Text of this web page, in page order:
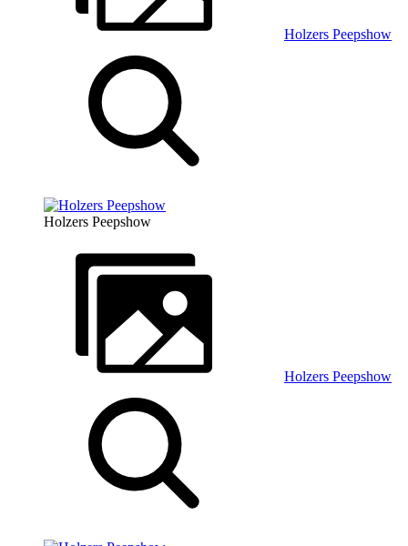
Holzers Peepshow
Holzers Peepshow
Holzers Peepshow